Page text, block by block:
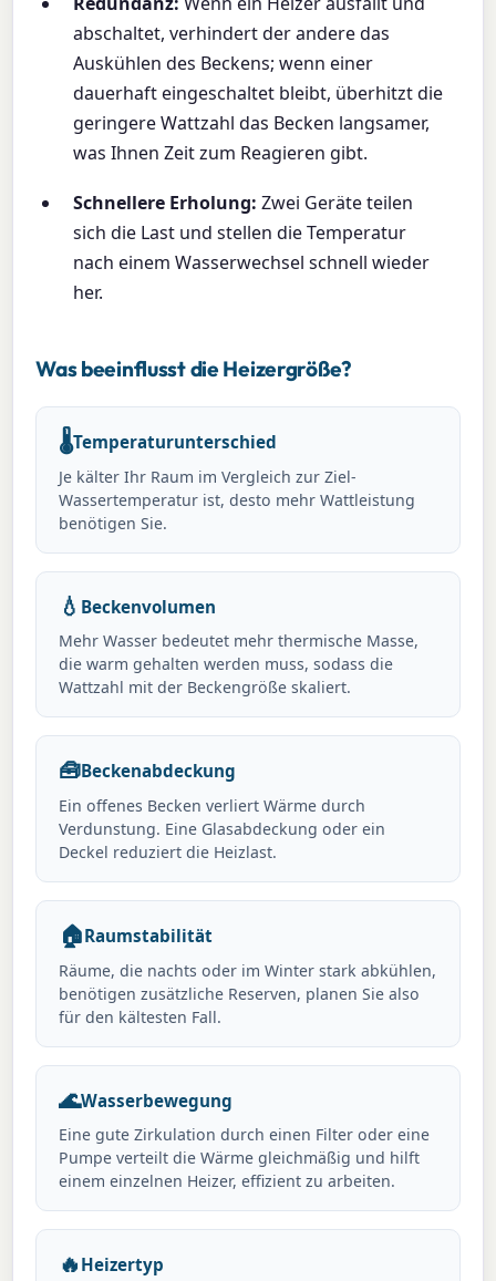
abschaltet, verhindert der andere das
Auskühlen des Beckens; wenn einer
dauerhaft eingeschaltet bleibt, überhitzt die
geringere Wattzahl das Becken langsamer,
was Ihnen Zeit zum Reagieren gibt.
Schnellere Erholung: Zwei Geräte teilen
sich die Last und stellen die Temperatur
nach einem Wasserwechsel schnell wieder
her.
Was beeinflusst die Heizergröße?
🌡Temperaturunterschied
Je kälter Ihr Raum im Vergleich zur Ziel-
Wassertemperatur ist, desto mehr Wattleistung
benötigen Sie.
💧 Beckenvolumen
Mehr Wasser bedeutet mehr thermische Masse,
die warm gehalten werden muss, sodass die
Wattzahl mit der Beckengröße skaliert.
🧰Beckenabdeckung
Ein offenes Becken verliert Wärme durch
Verdunstung. Eine Glasabdeckung oder ein
Deckel reduziert die Heizlast.
🏠Raumstabilität
Räume, die nachts oder im Winter stark abkühlen,
benötigen zusätzliche Reserven, planen Sie also
für den kältesten Fall.
🌊Wasserbewegung
Eine gute Zirkulation durch einen Filter oder eine
Pumpe verteilt die Wärme gleichmäßig und hilft
einem einzelnen Heizer, effizient zu arbeiten.
🔥 Heizertyp